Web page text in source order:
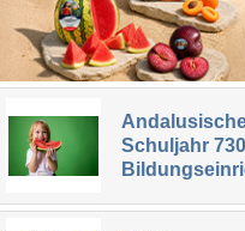
Schuljahr